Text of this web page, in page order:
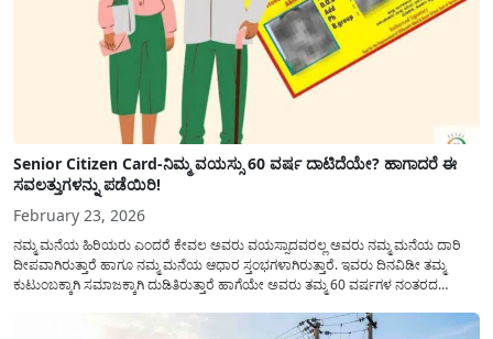
Senior Citizen Card-ನಿಮ್ಮ ವಯಸ್ಸು 60 ವರ್ಷ ದಾಟಿದೆಯೇ? ಹಾಗಾದರೆ ಈ
ಸವಲತ್ತುಗಳನ್ನು ಪಡೆಯಿರಿ!
February 23, 2026
ನಮ್ಮ ಮನೆಯ ಹಿರಿಯರು ಎಂದರೆ ಕೇವಲ ಅವರು ವಯಸ್ಸಾದವರಲ್ಲ ಅವರು ನಮ್ಮ ಮನೆಯ ದಾರಿ
ದೀಪವಾಗಿರುತ್ತಾರೆ ಹಾಗೂ ನಮ್ಮ ಮನೆಯ ಆಧಾರ ಸ್ತಂಭಗಳಾಗಿರುತ್ತಾರೆ. ಇವರು ದಿನವಿಡೀ ತಮ್ಮ
ಕುಟುಂಬಕ್ಕಾಗಿ ಸಮಾಜಕ್ಕಾಗಿ ದುಡಿತಿರುತ್ತಾರೆ ಹಾಗೆಯೇ ಅವರು ತಮ್ಮ 60 ವರ್ಷಗಳ ನಂತರದ